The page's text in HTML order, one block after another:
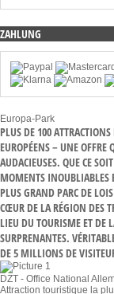
ZAHLUNG
Europa-Park
PLUS DE 100 ATTRACTIONS
EUROPÉENS – UNE OFFRE
AUDACIEUSES. QUE CE
MOMENTS INOUBLIABLES
PLUS GRAND PARC DE
CŒUR DE LA RÉGION DES
LIEU DU TOURISME ET DE
SURPRENANTES.
DE 5 MILLIONS DE
DZT - Office National
Attraction touristique la